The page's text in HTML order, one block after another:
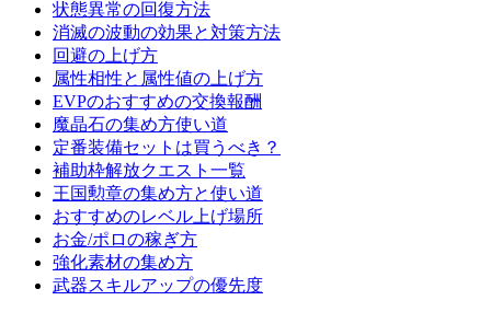
状態異常の回復方法
消滅の波動の効果と対策方法
回避の上げ方
属性相性と属性値の上げ方
EVPのおすすめの交換報酬
魔晶石の集め方使い道
定番装備セットは買うべき？
補助枠解放クエスト一覧
王国勲章の集め方と使い道
おすすめのレベル上げ場所
お金/ポロの稼ぎ方
強化素材の集め方
武器スキルアップの優先度